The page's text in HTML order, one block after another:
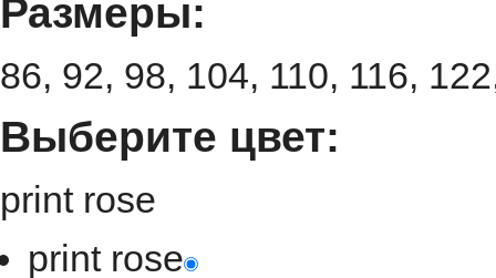
Размеры:
86, 92, 98, 104, 110, 116,
Выберите цвет:
print rose
print rose